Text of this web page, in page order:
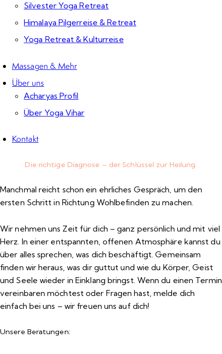
Silvester Yoga Retreat
Himalaya Pilgerreise & Retreat
Yoga Retreat & Kulturreise
Massagen & Mehr
Über uns
Acharyas Profil
Über Yoga Vihar
Kontakt
Die richtige Diagnose – der Schlüssel zur Heilung.
Manchmal reicht schon ein ehrliches Gespräch, um den
ersten Schritt in Richtung Wohlbefinden zu machen.
Wir nehmen uns Zeit für dich – ganz persönlich und mit viel
Herz. In einer entspannten, offenen Atmosphäre kannst du
über alles sprechen, was dich beschäftigt. Gemeinsam
finden wir heraus, was dir guttut und wie du Körper, Geist
und Seele wieder in Einklang bringst. Wenn du einen Termin
vereinbaren möchtest oder Fragen hast, melde dich
einfach bei uns – wir freuen uns auf dich!
Unsere Beratungen: